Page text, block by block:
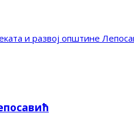
и развој општине